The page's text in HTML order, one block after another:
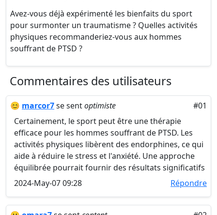
Avez-vous déjà expérimenté les bienfaits du sport
pour surmonter un traumatisme ? Quelles activités
physiques recommanderiez-vous aux hommes
souffrant de PTSD ?
Commentaires des utilisateurs
😊 marcor7se sentoptimiste
#01
Certainement, le sport peut être une thérapie
efficace pour les hommes souffrant de PTSD. Les
activités physiques libèrent des endorphines, ce qui
aide à réduire le stress et l'anxiété. Une approche
équilibrée pourrait fournir des résultats significatifs
2024-May-07 09:28
Répondre